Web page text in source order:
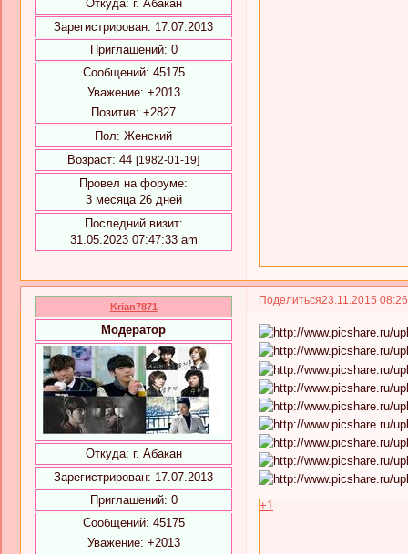
Откуда: г. Абакан
Зарегистрирован: 17.07.2013
Приглашений: 0
Сообщений: 45175
Уважение: +2013
Позитив: +2827
Пол: Женский
Возраст: 44 [1982-01-19]
Провел на форуме:
3 месяца 26 дней
Последний визит:
31.05.2023 07:47:33 am
Поделиться23.11.2015
Krian7871
Модератор
Откуда: г. Абакан
Зарегистрирован: 17.07.2013
Приглашений: 0
Сообщений: 45175
Уважение: +2013
+1